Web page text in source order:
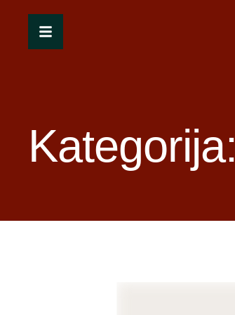
Kategorija: